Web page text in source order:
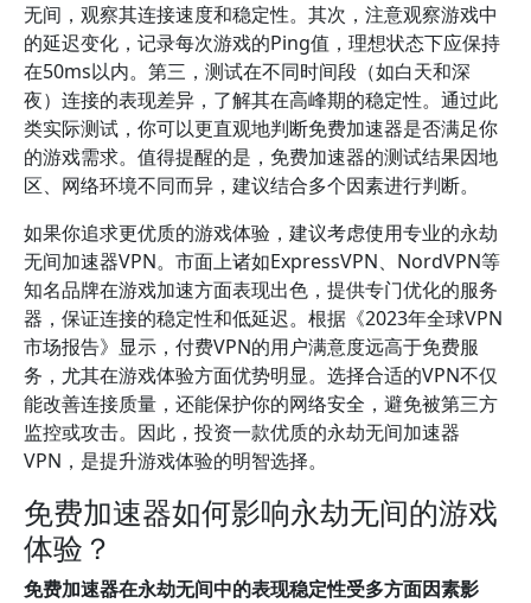
无间，观察其连接速度和稳定性。其次，注意观察游戏中
的延迟变化，记录每次游戏的Ping值，理想状态下应保持
在50ms以内。第三，测试在不同时间段（如白天和深
夜）连接的表现差异，了解其在高峰期的稳定性。通过此
类实际测试，你可以更直观地判断免费加速器是否满足你
的游戏需求。值得提醒的是，免费加速器的测试结果因地
区、网络环境不同而异，建议结合多个因素进行判断。
如果你追求更优质的游戏体验，建议考虑使用专业的永劫
无间加速器VPN。市面上诸如ExpressVPN、NordVPN等
知名品牌在游戏加速方面表现出色，提供专门优化的服务
器，保证连接的稳定性和低延迟。根据《2023年全球VPN
市场报告》显示，付费VPN的用户满意度远高于免费服
务，尤其在游戏体验方面优势明显。选择合适的VPN不仅
能改善连接质量，还能保护你的网络安全，避免被第三方
监控或攻击。因此，投资一款优质的永劫无间加速器
VPN，是提升游戏体验的明智选择。
免费加速器如何影响永劫无间的游戏
体验？
免费加速器在永劫无间中的表现稳定性受多方面因素影